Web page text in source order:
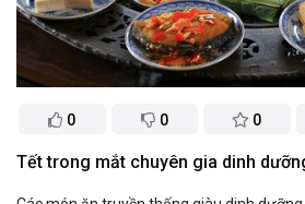
0 0 0
Tết trong mắt chuyên gia dinh